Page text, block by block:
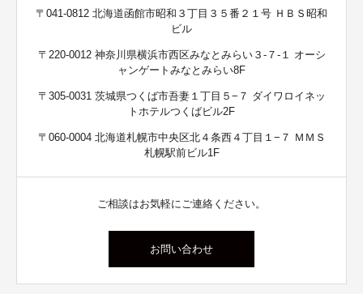
〒041-0812 北海道函館市昭和３丁目３５番２１号 ＨＢＳ昭和
ビル
〒220-0012 神奈川県横浜市西区みなとみらい３-７-１ オーシ
ャンゲートみなとみらい8F
〒305-0031 茨城県つくば市吾妻１丁目５−７ ダイワロイネッ
トホテルつくばビル2F
〒060-0004 北海道札幌市中央区北４条西４丁目１−７ ＭＭＳ
札幌駅前ビル1F
ご相談はお気軽にご連絡ください。
お問い合わせ